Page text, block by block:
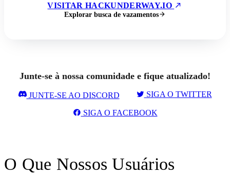
VISITAR HACKUNDERWAY.IO
Explorar busca de vazamentos
Junte-se à nossa comunidade e fique atualizado!
JUNTE-SE AO DISCORD SIGA O TWITTER
SIGA O FACEBOOK
O Que Nossos Usuários